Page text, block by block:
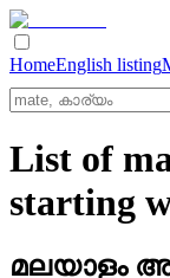
HomeEnglish listing
List of
starting
മലയാളം